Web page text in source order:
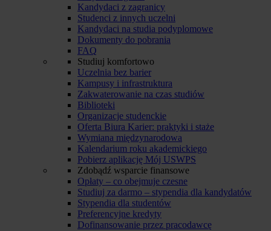
Kandydaci z zagranicy
Studenci z innych uczelni
Kandydaci na studia podyplomowe
Dokumenty do pobrania
FAQ
Studiuj komfortowo
Uczelnia bez barier
Kampusy i infrastruktura
Zakwaterowanie na czas studiów
Biblioteki
Organizacje studenckie
Oferta Biura Karier: praktyki i staże
Wymiana międzynarodowa
Kalendarium roku akademickiego
Pobierz aplikację Mój USWPS
Zdobądź wsparcie finansowe
Opłaty – co obejmuje czesne
Studiuj za darmo – stypendia dla kandydatów
Stypendia dla studentów
Preferencyjne kredyty
Dofinansowanie przez pracodawcę